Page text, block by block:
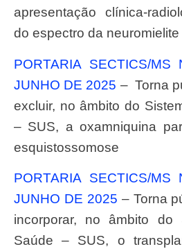
apresentação clínica-
do espectro da
PORTARIA SECTICS/MS Nº 45, DE 18 DE
JUNHO DE 2025 – Torna
excluir, no âmbito do
– SUS, a oxamniquina
esquistossomose
PORTARIA SECTICS/MS Nº 46, DE 18 DE
JUNHO DE 2025 – Torna
incorporar, no âmbito do
Saúde – SUS, o